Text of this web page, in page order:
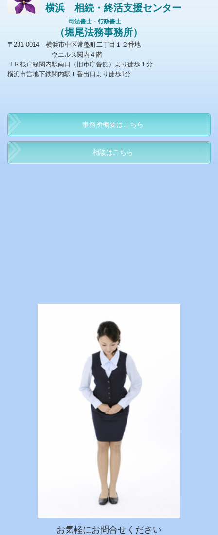
横浜 相続・終活支援センター
司法書士・行政書士
（堀尾法務事務所）
〒231-0014 横浜市中区常盤町二丁目１２番地
ウエルス関内４階
ＪＲ根岸線関内駅南口（旧市庁舎側）より徒歩１分
横浜市営地下鉄関内駅１番出口より徒歩1分
事務所概要はこちら
相談はこちら
お気軽にお問合せください